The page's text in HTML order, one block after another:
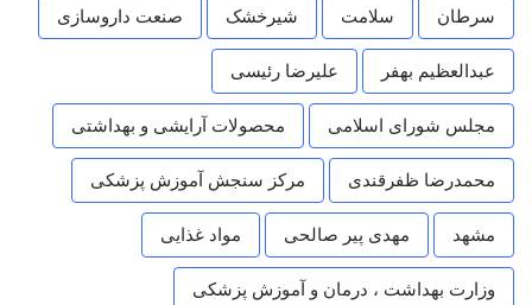
سرطان سلامت شیرخشک صنعت داروسازی
عبدالعظیم بهفر علیرضا رئیسی
مجلس شورای اسلامی محصولات آرایشی و بهداشتی
محمدرضا ظفرقندی مرکز سنجش آموزش پزشکی
مشهد مهدی پیر صالحی مواد غذایی
وزارت بهداشت ، درمان و آموزش پزشکی